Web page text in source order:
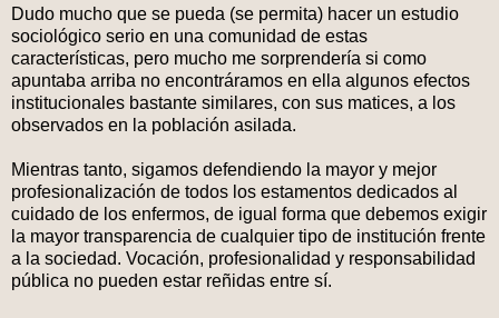
Dudo mucho que se pueda (se permita) hacer un estudio
sociológico serio en una comunidad de estas
características, pero mucho me sorprendería si como
apuntaba arriba no encontráramos en ella algunos efectos
institucionales bastante similares, con sus matices, a los
observados en la población asilada.
Mientras tanto, sigamos defendiendo la mayor y mejor
profesionalización de todos los estamentos dedicados al
cuidado de los enfermos, de igual forma que debemos exigir
la mayor transparencia de cualquier tipo de institución frente
a la sociedad. Vocación, profesionalidad y responsabilidad
pública no pueden estar reñidas entre sí.